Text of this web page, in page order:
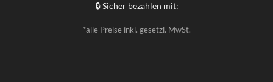
🔒 Sicher bezahlen mit:
*alle Preise inkl. gesetzl. MwSt.